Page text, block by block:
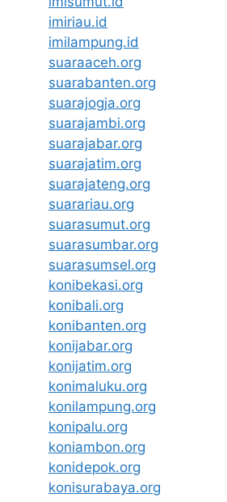
imiriau.id
imilampung.id
suaraaceh.org
suarabanten.org
suarajogja.org
suarajambi.org
suarajabar.org
suarajatim.org
suarajateng.org
suarariau.org
suarasumut.org
suarasumbar.org
suarasumsel.org
konibekasi.org
konibali.org
konibanten.org
konijabar.org
konijatim.org
konimaluku.org
konilampung.org
konipalu.org
koniambon.org
konidepok.org
konisurabaya.org